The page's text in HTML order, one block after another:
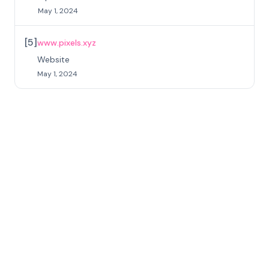
May 1, 2024
[5]www.pixels.xyz
Website
May 1, 2024